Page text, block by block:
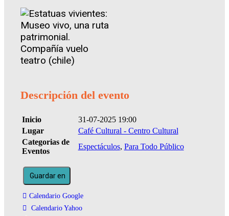
Descripción del evento
Inicio
31-07-2025 19:00
Lugar
Café Cultural - Centro Cultural
Categorias de
Eventos
Espectáculos, Para Todo Público
Guardar en
Calendario Google
Calendario Yahoo